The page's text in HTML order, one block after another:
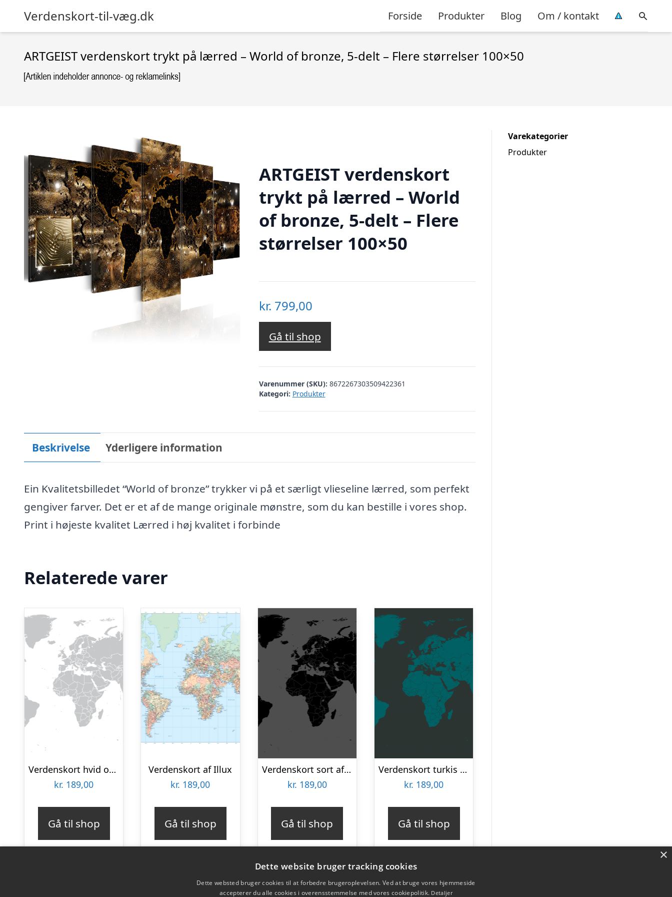
Verdenskort-til-væg.dk Forside Produkter Blog Om / kontakt
ARTGEIST verdenskort trykt på lærred – World of bronze, 5-delt – Flere størrelser 100×50
ARTGEIST verdenskort
trykt på lærred – World
of bronze, 5-delt – Flere
størrelser 100×50
kr. 799,00
Gå til shop
Varenummer (SKU): 8672267303509422361
Kategori: Produkter
Beskrivelse Yderligere information
Ein Kvalitetsbilledet “World of bronze” trykker vi på et særligt vlieseline lærred, som perfekt
gengiver farver. Det er et af de mange originale mønstre, som du kan bestille i vores shop.
Print i højeste kvalitet Lærred i høj kvalitet i forbinde
Relaterede varer
Verdenskort hvid og grå af Illux
kr. 189,00
Gå til shop
Verdenskort af Illux
kr. 189,00
Gå til shop
Verdenskort sort af Illux
kr. 189,00
Gå til shop
Verdenskort turkis af Illux
kr. 189,00
Gå til shop
Varekategorier
Produkter
×
Dette website bruger tracking cookies
Dette websted bruger cookies til at forbedre brugeroplevelsen. Ved at bruge vores hjemmeside
accepterer du alle cookies i overensstemmelse med vores cookiepolitik. Detaljer